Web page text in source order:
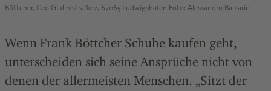
Böttcher, Ceo Giulinistraße 2, 67065 Ludwigshafen Foto: Alessandro Balzarin
Wenn Frank Böttcher Schuhe kaufen geht,
unterscheiden sich seine Ansprüche nicht von
denen der allermeisten Menschen. „Sitzt der